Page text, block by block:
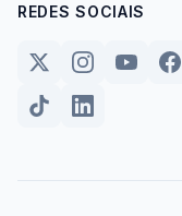
REDES SOCIAIS